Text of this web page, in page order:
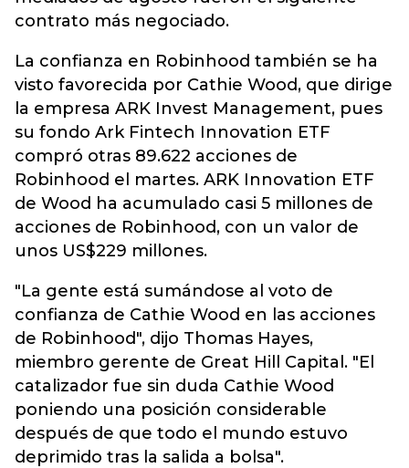
contrato más negociado.
La confianza en Robinhood también se ha
visto favorecida por Cathie Wood, que dirige
la empresa ARK Invest Management, pues
su fondo Ark Fintech Innovation ETF
compró otras 89.622 acciones de
Robinhood el martes. ARK Innovation ETF
de Wood ha acumulado casi 5 millones de
acciones de Robinhood, con un valor de
unos US$229 millones.
"La gente está sumándose al voto de
confianza de Cathie Wood en las acciones
de Robinhood", dijo Thomas Hayes,
miembro gerente de Great Hill Capital. "El
catalizador fue sin duda Cathie Wood
poniendo una posición considerable
después de que todo el mundo estuvo
deprimido tras la salida a bolsa".